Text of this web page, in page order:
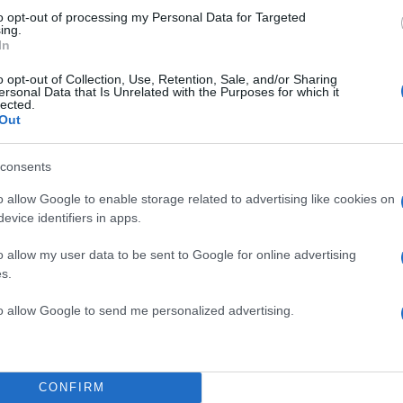
opt-out of processing my Personal Data for Targeted
opt-out of Collection, Use, Retention, Sale, and/or Sharing
Data that Is Unrelated with the Purposes for which it
allow Google to enable storage related to advertising like cookies on
identifiers in apps.
allow my user data to be sent to Google for online advertising
allow Google to send me personalized advertising.
CONFIRM
γεννήθηκε στο Mississauga του Οντάριο στον
του 1996, έχει ύψος 1μ.85 και αγωνίζεται ως γκαρντ.
και της Γεωργίας Μήτρου (Georgia Mitrou), η οποία
Ελλάδα, ενώ ο αδερφός του Naz Mitrou-Long από
(τελευταία του ομάδα η Fort Wayne Mad Ants,
ξεκίνησε την καριέρα του από το John Carroll High
και η αρχή της κολεγιακής του καριέρας έγινε
2105-16, αγωνίστηκε σε 30 παιχνίδια (βασικός